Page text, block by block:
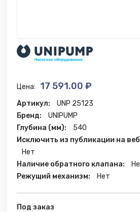
Цена: 17 591.00 ₽
Артикул:
UNP 25123
Бренд:
UNIPUMP
Глубина (мм):
540
Исключить из публикации на
Нет
Наличие обратного клапана:
Режущий механизм:
Нет
Под заказ